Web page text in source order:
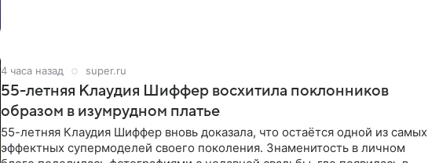
4 часа назад super.ru
55-летняя Клаудия Шиффер восхитила поклонников
образом в изумрудном платье
55-летняя Клаудия Шиффер вновь доказала, что остаётся одной из самых
эффектных супермоделей своего поколения. Знаменитость в личном